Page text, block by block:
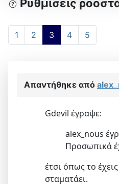
Ρυθμίσεις
1 2 3 4 5
Απαντήθηκε από
Gdevil έγραψε:
alex_nous
Προσωπικά
έτσι όπως το
σταματάει.